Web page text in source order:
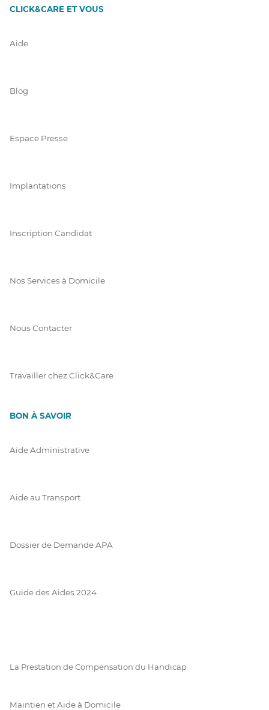
CLICK&CARE ET VOUS
Aide
Blog
Espace Presse
Implantations
Inscription Candidat
Nos Services à Domicile
Nous Contacter
Travailler chez Click&Care
BON À SAVOIR
Aide Administrative
Aide au Transport
Dossier de Demande APA
Guide des Aides 2024
La Prestation de Compensation du Handicap
Maintien et Aide à Domicile